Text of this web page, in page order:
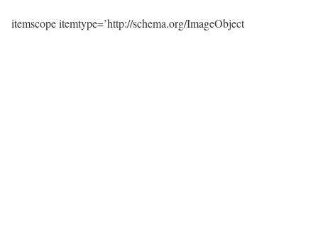
itemscope itemtype=’http://schema.org/ImageObject